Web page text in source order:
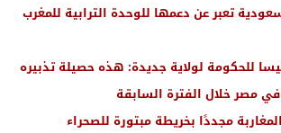
تعبر عن دعمها للوحدة الترابية للمغرب
للحكومة لولاية جديدة: هذه حصيلة تذبيره
مصر خلال الفترة السابقة
مجددًا بخريطة مبتورة للصحراء